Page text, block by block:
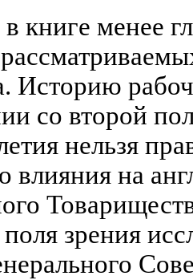
книге менее
Историю
со второй
нельзя
влияния на
поля зрения